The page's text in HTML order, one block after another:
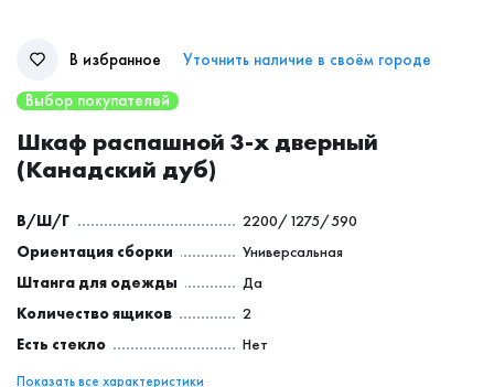
В избранное
Уточнить наличие в своём городе
Выбор покупателей
Шкаф распашной 3-х дверный
(Канадский дуб)
В/Ш/Г
2200/1275/590
Ориентация сборки
Универсальная
Штанга для одежды
Да
Количество ящиков
2
Есть стекло
Нет
Показать все характеристики